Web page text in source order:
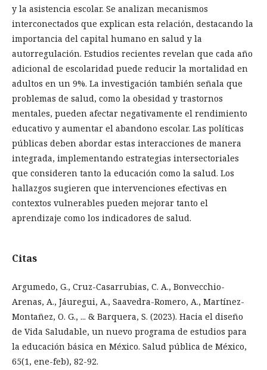
y la asistencia escolar. Se analizan mecanismos
interconectados que explican esta relación, destacando la
importancia del capital humano en salud y la
autorregulación. Estudios recientes revelan que cada año
adicional de escolaridad puede reducir la mortalidad en
adultos en un 9%. La investigación también señala que
problemas de salud, como la obesidad y trastornos
mentales, pueden afectar negativamente el rendimiento
educativo y aumentar el abandono escolar. Las políticas
públicas deben abordar estas interacciones de manera
integrada, implementando estrategias intersectoriales
que consideren tanto la educación como la salud. Los
hallazgos sugieren que intervenciones efectivas en
contextos vulnerables pueden mejorar tanto el
aprendizaje como los indicadores de salud.
Citas
Argumedo, G., Cruz-Casarrubias, C. A., Bonvecchio-
Arenas, A., Jáuregui, A., Saavedra-Romero, A., Martínez-
Montañez, O. G., ... & Barquera, S. (2023). Hacia el diseño
de Vida Saludable, un nuevo programa de estudios para
la educación básica en México. Salud pública de México,
65(1, ene-feb), 82-92.